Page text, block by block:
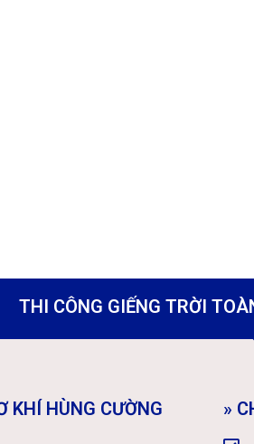
THI CÔNG GIẾNG TRỜI
KHÍ HÙNG CƯỜNG »